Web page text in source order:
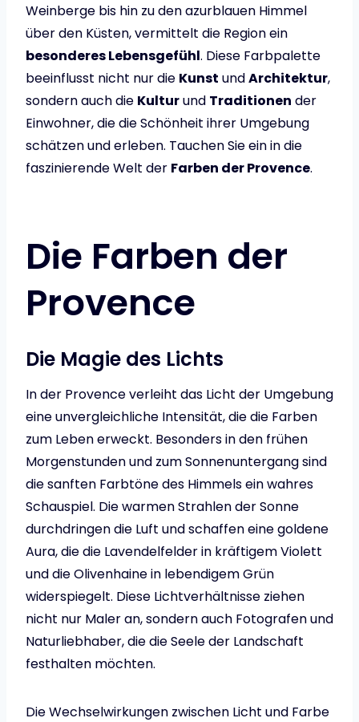
Weinberge bis hin zu den azurblauen Himmel
über den Küsten, vermittelt die Region ein
besonderes Lebensgefühl. Diese Farbpalette
beeinflusst nicht nur die Kunst undArchitektur,
sondern auch die Kulturund Traditionen der
Einwohner, die die Schönheit ihrer Umgebung
schätzen und erleben. Tauchen Sie ein in die
faszinierende Welt der Farben der Provence.
Die Farben der
Provence
Die Magie des Lichts
In der Provence verleiht das Licht der Umgebung
eine unvergleichliche Intensität, die die Farben
zum Leben erweckt. Besonders in den frühen
Morgenstunden und zum Sonnenuntergang sind
die sanften Farbtöne des Himmels ein wahres
Schauspiel. Die warmen Strahlen der Sonne
durchdringen die Luft und schaffen eine goldene
Aura, die die Lavendelfelder in kräftigem Violett
und die Olivenhaine in lebendigem Grün
widerspiegelt. Diese Lichtverhältnisse ziehen
nicht nur Maler an, sondern auch Fotografen und
Naturliebhaber, die die Seele der Landschaft
festhalten möchten.
Die Wechselwirkungen zwischen Licht und Farbe